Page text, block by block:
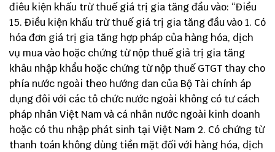
điêu kiện khấu trừ thuế giá trị gia tăng đầu vào: “Điều
15. Điều kiện khấu trừ thuế giá trị gia tăng đầu vào 1. Có
hóa đơn giá trị gia tăng hợp pháp của hàng hóa, dịch
vụ mua vào hoặc chứng từ nộp thuế giả trị gia tăng
khâu nhập khẩu hoặc chứng từ nộp thuế GTGT thay cho
phía nước ngoài theo hướng dan của Bộ Tài chính áp
dụng đôi với các tô chức nước ngoài không có tư cách
pháp nhân Việt Nam và cá nhân nước ngoài kinh doanh
hoặc có thu nhập phát sinh tại Việt Nam 2. Có chứng từ
thanh toán không dùng tiền mặt đối với hàng hóa, dịch